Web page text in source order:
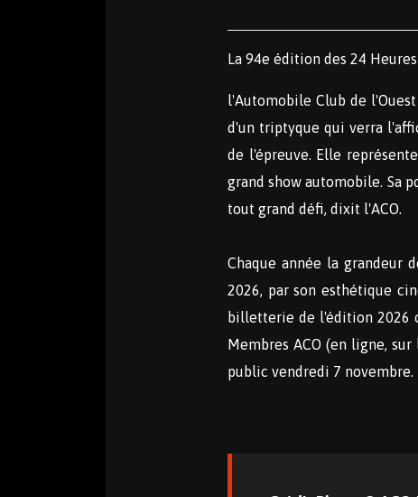
La 94e édition des 24
l'Automobile Club de
d'un triptyque qui verra
de l'épreuve. Elle
grand show automobile. Sa
tout grand défi, dixit l'ACO.
Chaque année la grandeur
2026, par son esthétique
billetterie de l'édition 2026
Membres ACO (en ligne,
public vendredi 7 novembre.